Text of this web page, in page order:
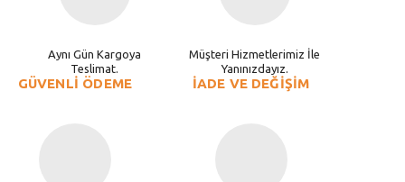
Aynı Gün Kargoya
Teslimat.
Müşteri Hizmetlerimiz İle
Yanınızdayız.
GÜVENLİ ÖDEME İADE VE DEĞİŞİM